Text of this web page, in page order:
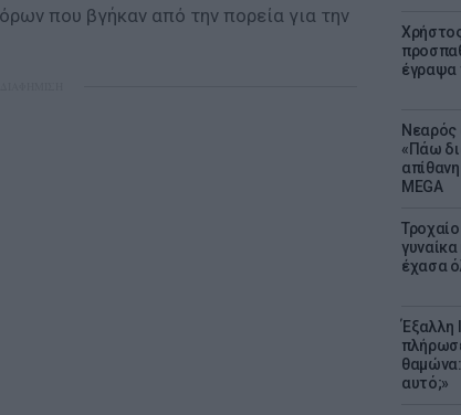
έγραψα
Νεαρός
«Πάω
MEGA
γυναίκα
έχασα
Έξαλλη
αυτό;»
που βγήκαν από την πορεία για την